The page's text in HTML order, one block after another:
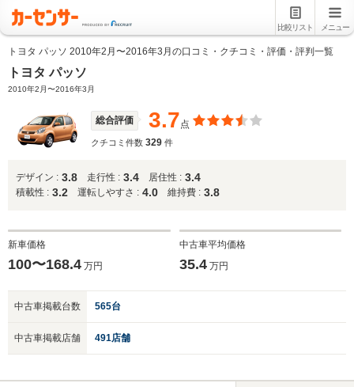
比較リスト メニュー
トヨタ パッソ 2010年2月〜2016年3月の口コミ・クチコミ・評価・評判一覧
トヨタ パッソ
2010年2月〜2016年3月
総合評価 3.7点
クチコミ件数 329 件
デザイン : 3.8 走行性 : 3.4 居住性 : 3.4
積載性 : 3.2 運転しやすさ : 4.0 維持費 : 3.8
新車価格
100〜168.4 万円
中古車平均価格
35.4万円
中古車掲載台数 565台
中古車掲載店舗 491店舗